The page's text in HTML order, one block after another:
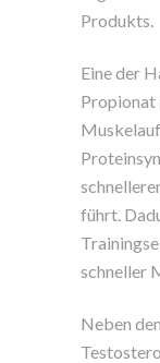
Produkts.
Eine der
Propionat
führt.
schneller
Neben